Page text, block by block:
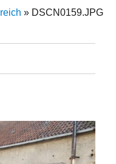
» DSCN0159.JPG